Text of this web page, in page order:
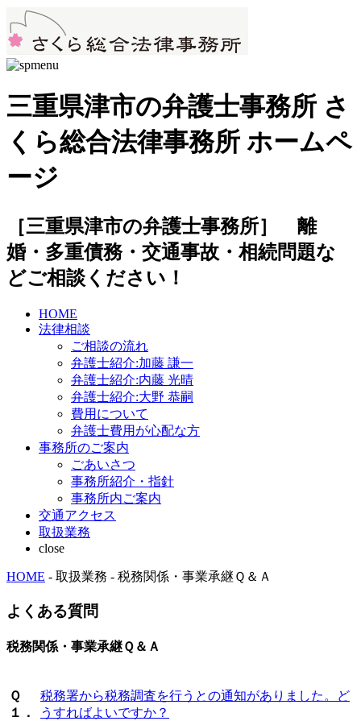
三重県津市の弁護士事務所 さ
くら総合法律事務所 ホームペ
ージ
［三重県津市の弁護士事務所］ 離
婚・多重債務・交通事故・相続問題な
どご相談ください！
HOME
法律相談
ご相談の流れ
弁護士紹介:加藤 謙一
弁護士紹介:内藤 光晴
弁護士紹介:大野 恭嗣
費用について
弁護士費用が心配な方
事務所のご案内
ごあいさつ
事務所紹介・指針
事務所内ご案内
交通アクセス
取扱業務
close
HOME - 取扱業務 - 税務関係・事業承継Ｑ＆Ａ
よくある質問
税務関係・事業承継Ｑ＆Ａ
Ｑ
１．
税務署から税務調査を行うとの通知がありました。ど
うすればよいですか？